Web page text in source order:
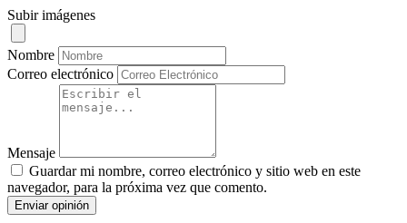
Subir imágenes
Nombre
Correo electrónico
Mensaje
Guardar mi nombre, correo electrónico y sitio web en este
navegador, para la próxima vez que comento.
Enviar opinión